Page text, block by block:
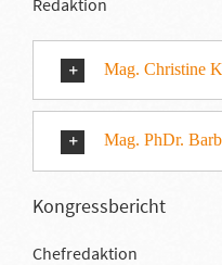
Mag. Christine
Mag. PhDr.
Kongressbericht
Chefredaktion